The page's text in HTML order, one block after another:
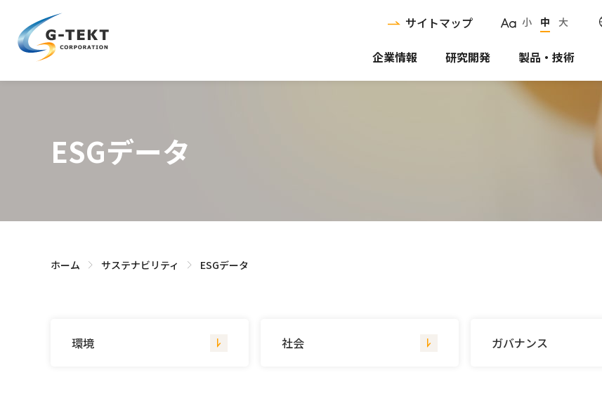
サイトマップ 小 中 大
企業情報 研究開発 製品・技術
ESGデータ
ホーム サステナビリティ ESGデータ
環境 社会 ガバナンス